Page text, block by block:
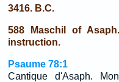
3416. B.C.
588 Maschil of
instruction.
Psaume 78:1
Cantique d'Asaph.